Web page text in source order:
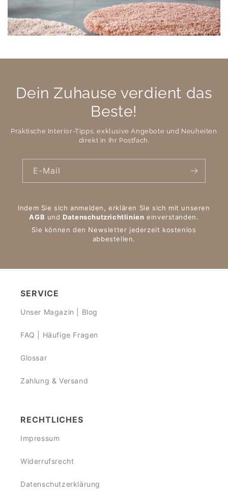
Dein Zuhause verdient das
Beste!
Praktische Interior-Tipps, exklusive Angebote und Neuheiten
direkt in Ihr Postfach.
E-Mail
Indem Sie sich anmelden, erklären Sie sich mit unseren
AGB undDatenschutzrichtlinien einverstanden.
Sie können den Newsletter jederzeit kostenlos
abbestellen.
SERVICE
Unser Magazin | Blog
FAQ | Häufige Fragen
Glossar
Zahlung & Versand
RECHTLICHES
Impressum
Widerrufsrecht
Datenschutzerklärung